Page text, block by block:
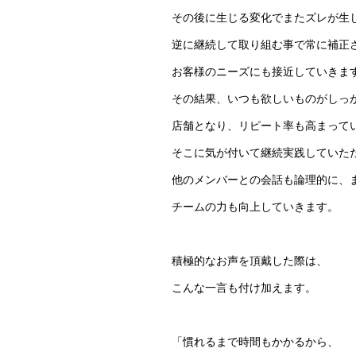
その後に生じる変化でまたズレが生
逆に継続して取り組む事で常に補正
お客様のニーズにも接近していきま
その結果、いつも欲しいものがしっ
店舗となり、リピート率も高まって
そこに気が付いて継続実践していた
他のメンバーとの会話も論理的に、
チームの力も向上していきます。
積極的なお声を頂戴した際は、
こんな一言も付け加えます。
「慣れるまで時間もかかるから、